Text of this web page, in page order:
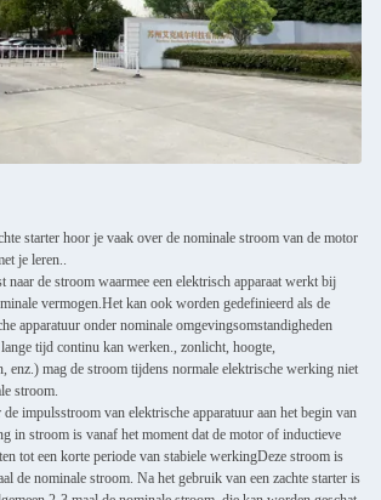
starter hoor je vaak over de nominale stroom van de motor
je leren..
de stroom waarmee een elektrisch apparaat werkt bij
vermogen.Het kan ook worden gedefinieerd als de
apparatuur onder nominale omgevingsomstandigheden
tijd continu kan werken., zonlicht, hoogte,
enz.) mag de stroom tijdens normale elektrische werking niet
stroom.
impulsstroom van elektrische apparatuur aan het begin van
in stroom is vanaf het moment dat de motor of inductieve
tot een korte periode van stabiele werkingDeze stroom is
de nominale stroom. Na het gebruik van een zachte starter is